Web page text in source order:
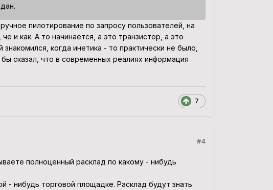
пилотирование по запросу пользователей, на
и как. А то начинается, а это транзистор, а это
когда инетика - то практически не было,
сказал, что в современных реалиях информация
7
#4
полноценный расклад по какому - нибудь
- нибудь торговой площадке. Расклад будут знать